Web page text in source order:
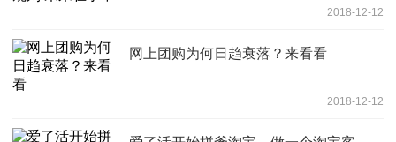
2018-12-12
网上团购为何日趋衰落？来看看
2018-12-12